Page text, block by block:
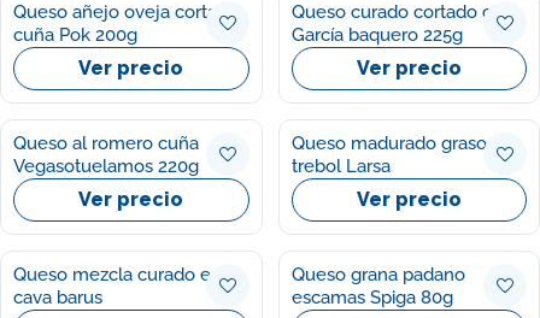
Queso añejo oveja cortado
cuña Pok 200g
Ver precio
Queso curado cortado cuña
García baquero 225g
Ver precio
Queso al romero cuña
Vegasotuelamos 220g
Ver precio
Queso madurado graso
trebol Larsa
Ver precio
Queso mezcla curado en
cava barus
Queso grana padano
escamas Spiga 80g